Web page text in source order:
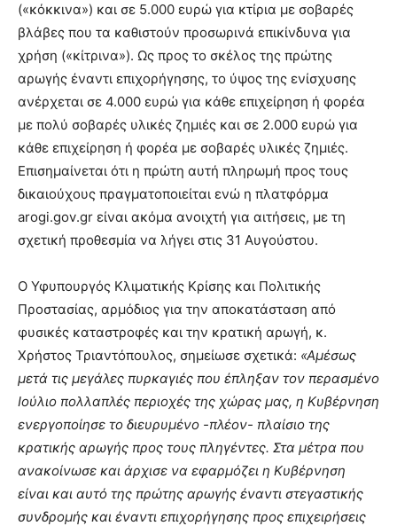
(«κόκκινα») και σε 5.000 ευρώ για κτίρια με σοβαρές
βλάβες που τα καθιστούν προσωρινά επικίνδυνα για
χρήση («κίτρινα»). Ως προς το σκέλος της πρώτης
αρωγής έναντι επιχορήγησης, το ύψος της ενίσχυσης
ανέρχεται σε 4.000 ευρώ για κάθε επιχείρηση ή φορέα
με πολύ σοβαρές υλικές ζημιές και σε 2.000 ευρώ για
κάθε επιχείρηση ή φορέα με σοβαρές υλικές ζημιές.
Επισημαίνεται ότι η πρώτη αυτή πληρωμή προς τους
δικαιούχους πραγματοποιείται ενώ η πλατφόρμα
arogi.gov.gr είναι ακόμα ανοιχτή για αιτήσεις, με τη
σχετική προθεσμία να λήγει στις 31 Αυγούστου.
Ο Υφυπουργός Κλιματικής Κρίσης και Πολιτικής
Προστασίας, αρμόδιος για την αποκατάσταση από
φυσικές καταστροφές και την κρατική αρωγή, κ.
Χρήστος Τριαντόπουλος, σημείωσε σχετικά: «Αμέσως
μετά τις μεγάλες πυρκαγιές που έπληξαν τον περασμένο
Ιούλιο πολλαπλές περιοχές της χώρας μας, η Κυβέρνηση
ενεργοποίησε το διευρυμένο -πλέον- πλαίσιο της
κρατικής αρωγής προς τους πληγέντες. Στα μέτρα που
ανακοίνωσε και άρχισε να εφαρμόζει η Κυβέρνηση
είναι και αυτό της πρώτης αρωγής έναντι στεγαστικής
συνδρομής και έναντι επιχορήγησης προς επιχειρήσεις